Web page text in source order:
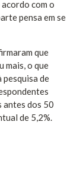
com o
pensa em se
que
mais, o que
pesquisa de
antes dos 50
de 5,2%.